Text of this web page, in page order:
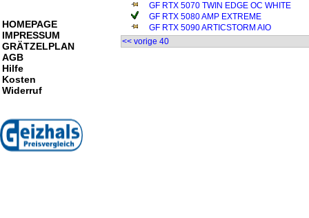
GF RTX 5070 TWIN EDGE OC WHITE
GF RTX 5080 AMP EXTREME
GF RTX 5090 ARTICSTORM AIO
<< vorige 40
HOMEPAGE
IMPRESSUM
GRÄTZELPLAN
AGB
Hilfe
Kosten
Widerruf